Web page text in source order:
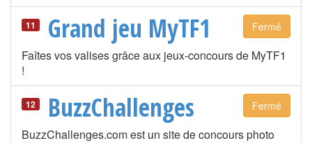
11 Grand jeu MyTF1 Fermé
Faîtes vos valises grâce aux jeux-concours de MyTF1
!
12 BuzzChallenges Fermé
BuzzChallenges.com est un site de concours photo